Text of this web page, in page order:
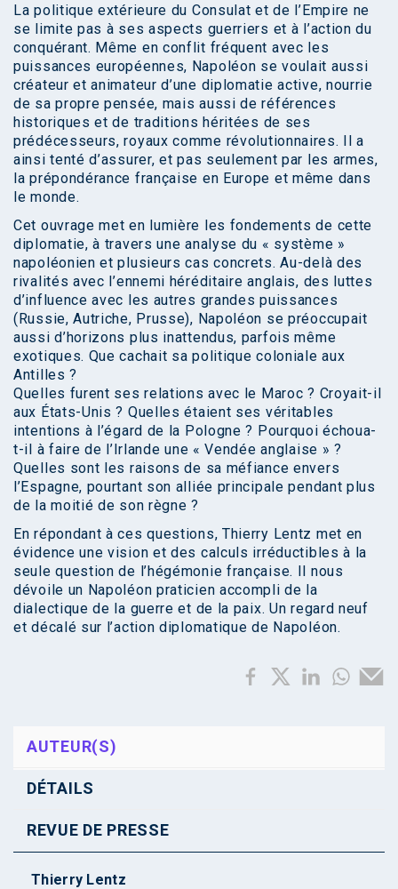
La politique extérieure du Consulat et de l’Empire ne
se limite pas à ses aspects guerriers et à l’action du
conquérant. Même en conflit fréquent avec les
puissances européennes, Napoléon se voulait aussi
créateur et animateur d’une diplomatie active, nourrie
de sa propre pensée, mais aussi de références
historiques et de traditions héritées de ses
prédécesseurs, royaux comme révolutionnaires. Il a
ainsi tenté d’assurer, et pas seulement par les armes,
la prépondérance française en Europe et même dans
le monde.
Cet ouvrage met en lumière les fondements de cette
diplomatie, à travers une analyse du « système »
napoléonien et plusieurs cas concrets. Au-delà des
rivalités avec l’ennemi héréditaire anglais, des luttes
d’influence avec les autres grandes puissances
(Russie, Autriche, Prusse), Napoléon se préoccupait
aussi d’horizons plus inattendus, parfois même
exotiques. Que cachait sa politique coloniale aux
Antilles ?
Quelles furent ses relations avec le Maroc ? Croyait-il
aux États-Unis ? Quelles étaient ses véritables
intentions à l’égard de la Pologne ? Pourquoi échoua-
t-il à faire de l’Irlande une « Vendée anglaise » ?
Quelles sont les raisons de sa méfiance envers
l’Espagne, pourtant son alliée principale pendant plus
de la moitié de son règne ?
En répondant à ces questions, Thierry Lentz met en
évidence une vision et des calculs irréductibles à la
seule question de l’hégémonie française. Il nous
dévoile un Napoléon praticien accompli de la
dialectique de la guerre et de la paix. Un regard neuf
et décalé sur l’action diplomatique de Napoléon.
AUTEUR(S)
DÉTAILS
REVUE DE PRESSE
Thierry Lentz